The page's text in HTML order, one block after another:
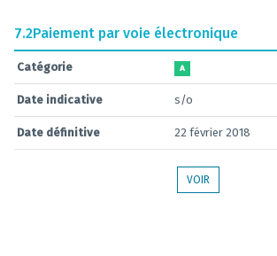
7.2Paiement par voie électronique
Catégorie A
Date indicative s/o
Date définitive 22 février 2018
VOIR